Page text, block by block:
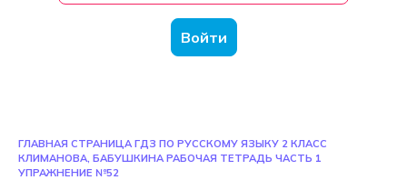
Войти
ГЛАВНАЯ СТРАНИЦА ГДЗ ПО РУССКОМУ ЯЗЫКУ 2 КЛАСС
КЛИМАНОВА, БАБУШКИНА РАБОЧАЯ ТЕТРАДЬ ЧАСТЬ 1
УПРАЖНЕНИЕ №52